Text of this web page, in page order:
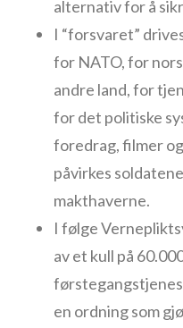
alternativ for å
I “forsvaret”
for NATO, for
andre land, for
for det politiske
foredrag, filmer
påvirkes
makthaverne.
I følge
av et kull på
en ordning som